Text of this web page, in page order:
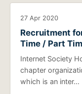
27 Apr 2020
Recruitment
Time / Part
Internet Society
chapter
which is an inter…